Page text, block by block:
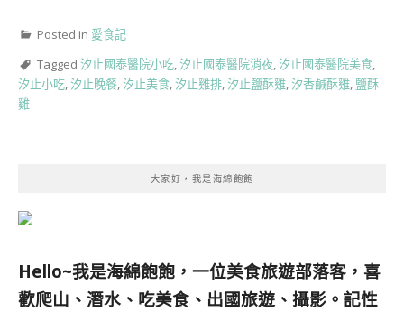
Posted in 愛食記
Tagged 汐止國泰醫院小吃 汐止國泰醫院消夜 汐止國泰醫院美食
汐止小吃 汐止晚餐 汐止美食 汐止雞排 汐止鹽酥雞 汐香鹹酥雞 鹽酥
雞
大家好，我是海綿飽飽
Hello~我是海綿飽飽，一位美食旅遊部落客， 喜
歡爬山、潛水、吃美食、出國旅遊、攝影。 記性